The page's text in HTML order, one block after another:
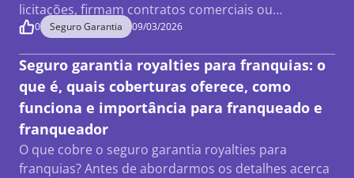
licitações, firmam contratos comerciais ou…
0 Seguro Garantia 09/03/2026
Seguro garantia royalties para franquias: o
que é, quais coberturas oferece, como
funciona e importância para franqueado e
franqueador
O que cobre o seguro garantia royalties para
franquias? Antes de abordarmos os detalhes acerca